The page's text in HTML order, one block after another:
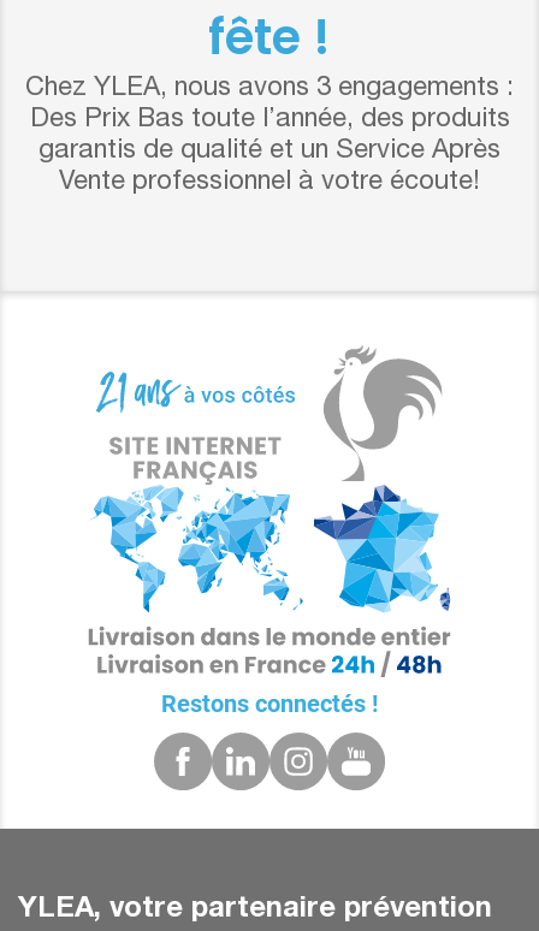
fête !
Chez YLEA, nous avons 3 engagements :
Des Prix Bas toute l’année, des produits
garantis de qualité et un Service Après
Vente professionnel à votre écoute!
Restons connectés !
YLEA, votre partenaire prévention